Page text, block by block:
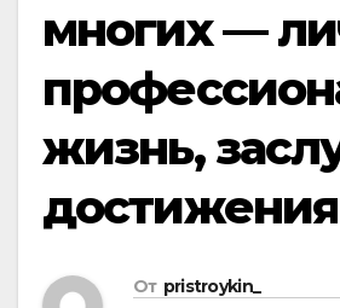
многих —
жизнь,
достижения
От pristroykin_